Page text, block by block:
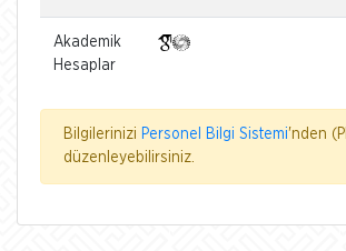
Akademik
Hesaplar
Bilgilerinizi Personel Bilgi Sistemi'nden
düzenleyebilirsiniz.